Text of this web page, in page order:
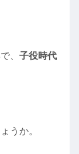
、 子役時代
うか。